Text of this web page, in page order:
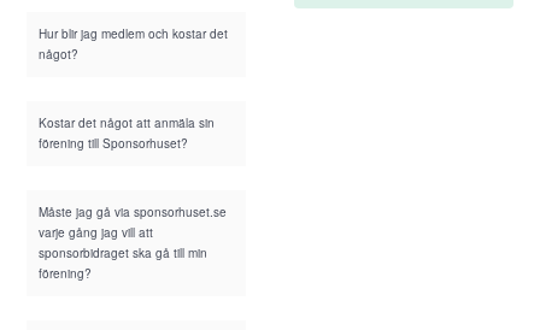
Hur blir jag medlem och kostar det
något?
Kostar det något att anmäla sin
förening till Sponsorhuset?
Måste jag gå via sponsorhuset.se
varje gång jag vill att
sponsorbidraget ska gå till min
förening?